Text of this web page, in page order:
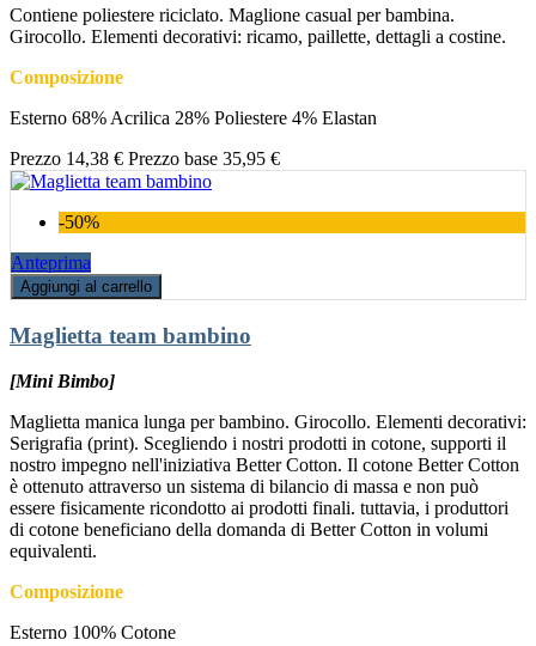
Contiene poliestere riciclato. Maglione casual per bambina.
Girocollo. Elementi decorativi: ricamo, paillette, dettagli a costine.
Composizione
Esterno 68% Acrilica 28% Poliestere 4% Elastan
Prezzo 14,38 € Prezzo base 35,95 €
-50%
Anteprima
Aggiungi al carrello
Maglietta team bambino
[Mini Bimbo]
Maglietta manica lunga per bambino. Girocollo. Elementi decorativi:
Serigrafia (print). Scegliendo i nostri prodotti in cotone, supporti il
nostro impegno nell'iniziativa Better Cotton. Il cotone Better Cotton
è ottenuto attraverso un sistema di bilancio di massa e non può
essere fisicamente ricondotto ai prodotti finali. tuttavia, i produttori
di cotone beneficiano della domanda di Better Cotton in volumi
equivalenti.
Composizione
Esterno 100% Cotone